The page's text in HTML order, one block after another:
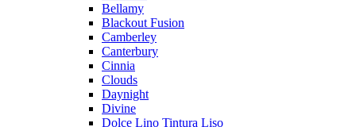
Bellamy
Blackout Fusion
Camberley
Canterbury
Cinnia
Clouds
Daynight
Divine
Dolce Lino Tintura Liso